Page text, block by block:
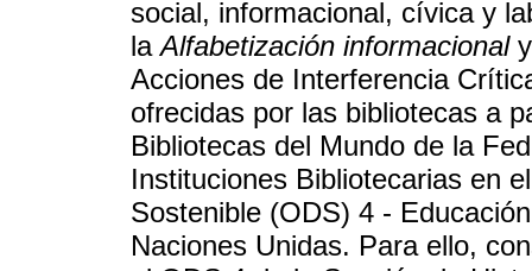
social, informacional, cívica y
laAlfabetización informacionaly
Acciones de Interferencia
ofrecidas por las bibliotecas a
Bibliotecas del Mundo de la
Instituciones Bibliotecarias en
Sostenible (ODS) 4 -
Naciones Unidas. Para ello,